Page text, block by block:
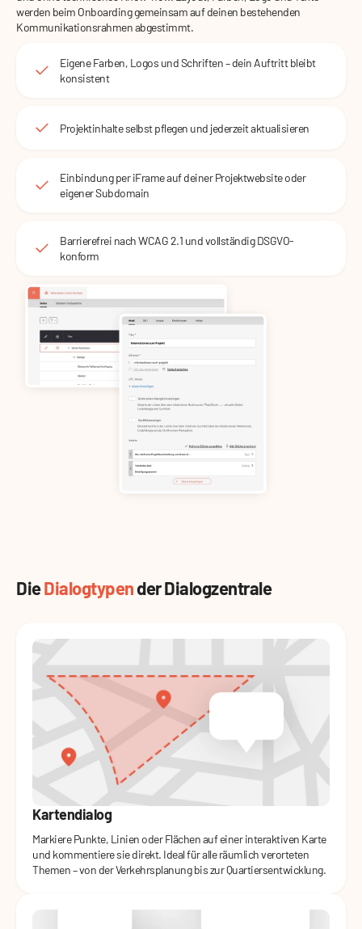
werden beim Onboarding gemeinsam auf deinen bestehenden
Kommunikationsrahmen abgestimmt.
Eigene Farben, Logos und Schriften – dein Auftritt bleibt
konsistent
Projektinhalte selbst pflegen und jederzeit aktualisieren
Einbindung per iFrame auf deiner Projektwebsite oder
eigener Subdomain
Barrierefrei nach WCAG 2.1 und vollständig DSGVO-
konform
DieDialogtypender Dialogzentrale
Kartendialog
Markiere Punkte, Linien oder Flächen auf einer interaktiven Karte
und kommentiere sie direkt. Ideal für alle räumlich verorteten
Themen – von der Verkehrsplanung bis zur Quartiersentwicklung.